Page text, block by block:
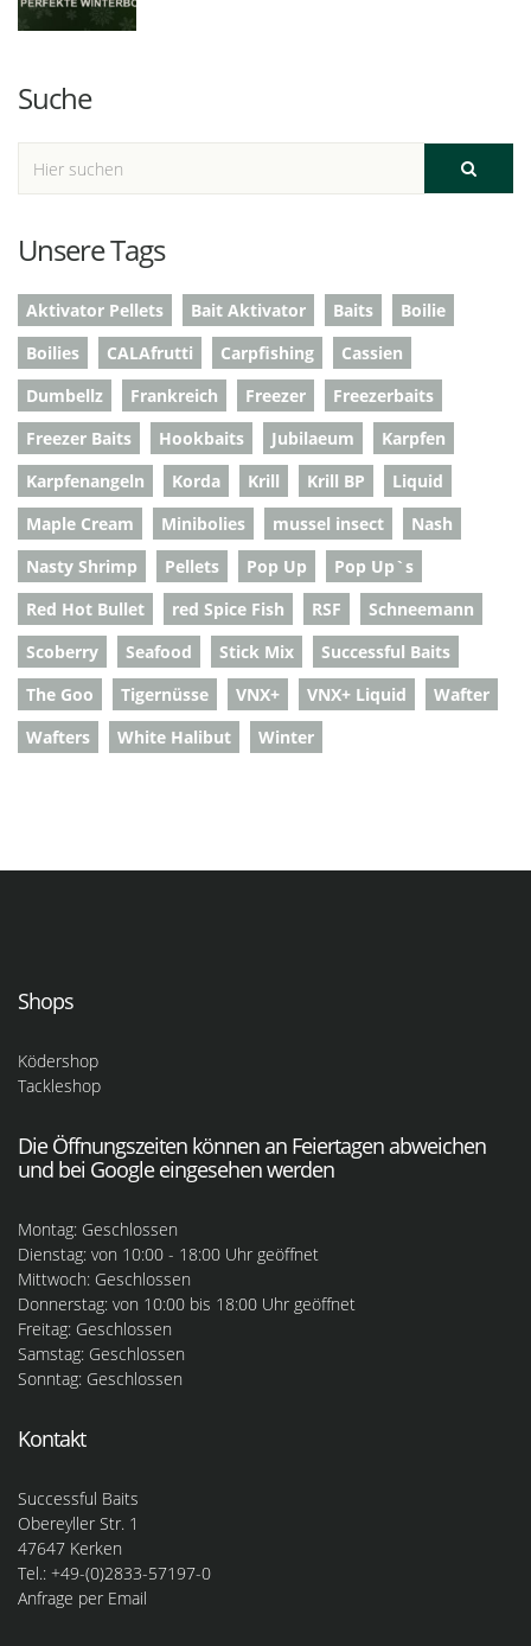
Suche
Unsere Tags
Aktivator Pellets Bait Aktivator Baits
Boilie
Boilies
CALAfrutti Carpfishing
Cassien
Dumbellz
Frankreich Freezer
Freezerbaits
Freezer Baits
Hookbaits Jubilaeum
Karpfen
Karpfenangeln
Korda Krill Krill BP
Liquid
Maple Cream
Minibolies mussel insect
Nash
Nasty Shrimp
Pellets Pop Up
Pop Up`s
Red Hot Bullet
red Spice Fish RSF
Schneemann
Scoberry
Seafood Stick Mix
Successful Baits
The Goo
Tigernüsse VNX+ VNX+ Liquid
Wafter
Wafters
White Halibut Winter
Shops
Ködershop
Tackleshop
Die Öffnungszeiten können an Feiertagen abweichen
und bei Google eingesehen werden
Montag: Geschlossen
Dienstag: von 10:00 - 18:00 Uhr geöffnet
Mittwoch: Geschlossen
Donnerstag: von 10:00 bis 18:00 Uhr geöffnet
Freitag: Geschlossen
Samstag: Geschlossen
Sonntag: Geschlossen
Kontakt
Successful Baits
Obereyller Str. 1
47647 Kerken
Tel.: +49-(0)2833-57197-0
Anfrage per Email